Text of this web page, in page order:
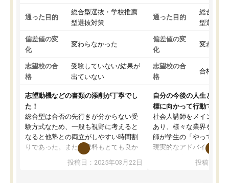
通った目的
総合型選抜・学校推薦
型選抜対策
偏差値の変
化
変わらなかった
志望校の合
格
受験していない/結果が
出ていない
志望動機などの書類の添削が丁寧でし
た！
総合型は合否の先行きが分からない受
験方式なため、一般も視野に考えると
なると他塾との両立がしやすい時間割
りであった。また授業料もとても良か
総合型の多くの塾は大学生が見ること
投稿日：2025年03月22日
通った目的
総合型選
型選抜対
偏差値の変
化
変わらな
志望校の合
格
合格した
自分の今後の人生と真剣
標に向かって行動できる
社会人講師をメインとし
あり、様々な業界を経験
師が学生の「やってみた
現実的なアドバイスを行
分野について学生知識
投稿日：